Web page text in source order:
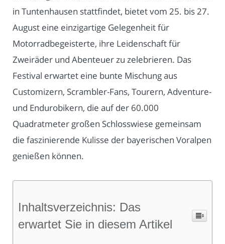
in Tuntenhausen stattfindet, bietet vom 25. bis 27.
August eine einzigartige Gelegenheit für
Motorradbegeisterte, ihre Leidenschaft für
Zweiräder und Abenteuer zu zelebrieren. Das
Festival erwartet eine bunte Mischung aus
Customizern, Scrambler-Fans, Tourern, Adventure-
und Endurobikern, die auf der 60.000
Quadratmeter großen Schlosswiese gemeinsam
die faszinierende Kulisse der bayerischen Voralpen
genießen können.
Inhaltsverzeichnis: Das
erwartet Sie in diesem Artikel